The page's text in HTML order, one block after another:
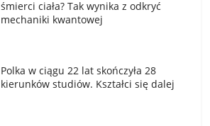
śmierci ciała? Tak wynika z odkryć
mechaniki kwantowej
Polka w ciągu 22 lat skończyła 28
kierunków studiów. Kształci się dalej